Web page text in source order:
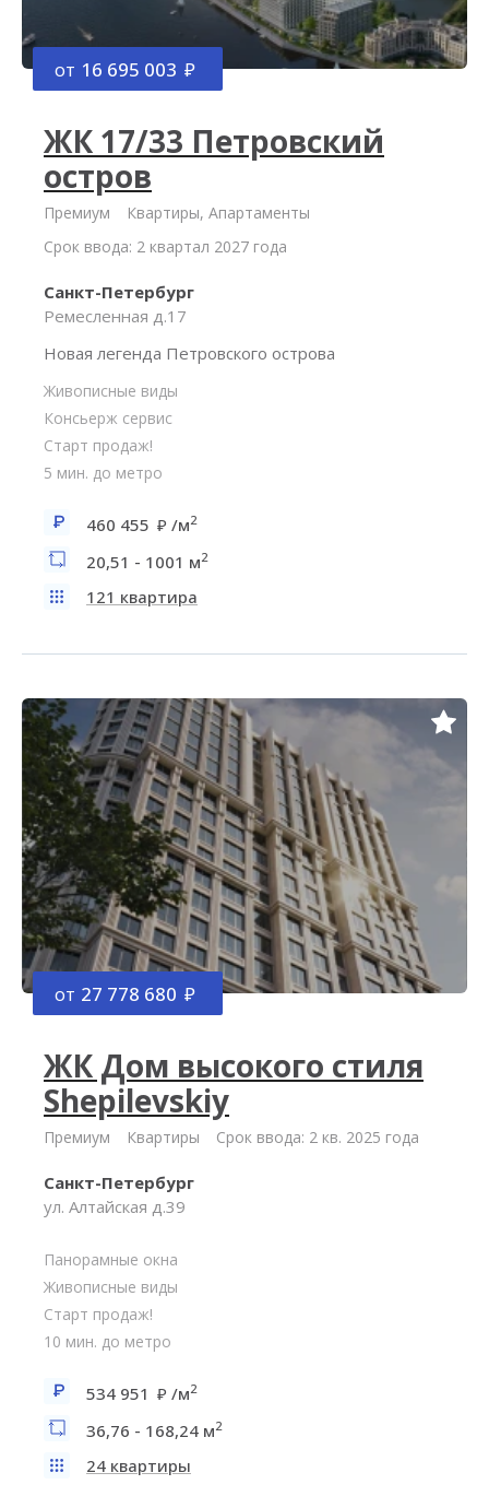
от 16 695 003
ЖК 17/33 Петровский
остров
Премиум
Квартиры, Апартаменты
Срок ввода: 2 квартал 2027 года
Санкт-Петербург
Ремесленная д.17
Новая легенда Петровского острова
Живописные виды
Консьерж сервис
Старт продаж!
5 мин. до метро
460 455 /м2
20,51 - 1001 м2
121 квартира
от 27 778 680
ЖК Дом высокого стиля
Shepilevskiy
Премиум Квартиры Срок ввода: 2 кв. 2025 года
Санкт-Петербург
ул. Алтайская д.39
Панорамные окна
Живописные виды
Старт продаж!
10 мин. до метро
534 951 /м2
36,76 - 168,24 м2
24 квартиры